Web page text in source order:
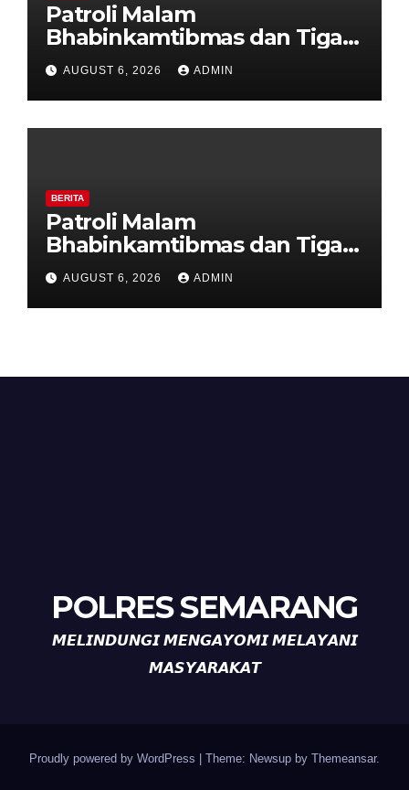
Patroli Malam
Bhabinkamtibmas dan Tiga
Pilar Kelurahan Ungaran
Perkuat Kamtibmas, Warga
Diajak Aktifkan Ronda
AUGUST 6, 2026 ADMIN
BERITA
Patroli Malam
Bhabinkamtibmas dan Tiga
Pilar Kelurahan Ungaran
Perkuat Kamtibmas, Warga
Diajak Aktifkan Ronda
AUGUST 6, 2026 ADMIN
POLRES SEMARANG
𝙈𝙀𝙇𝙄𝙉𝘿𝙐𝙉𝙂𝙄 𝙈𝙀𝙉𝙂𝘼𝙔𝙊𝙈𝙄 𝙈𝙀𝙇𝘼𝙔𝘼𝙉𝙄
𝙈𝘼𝙎𝙔𝘼𝙍𝘼𝙆𝘼𝙏
Proudly powered by WordPress Theme: Newsup by Themeansar.